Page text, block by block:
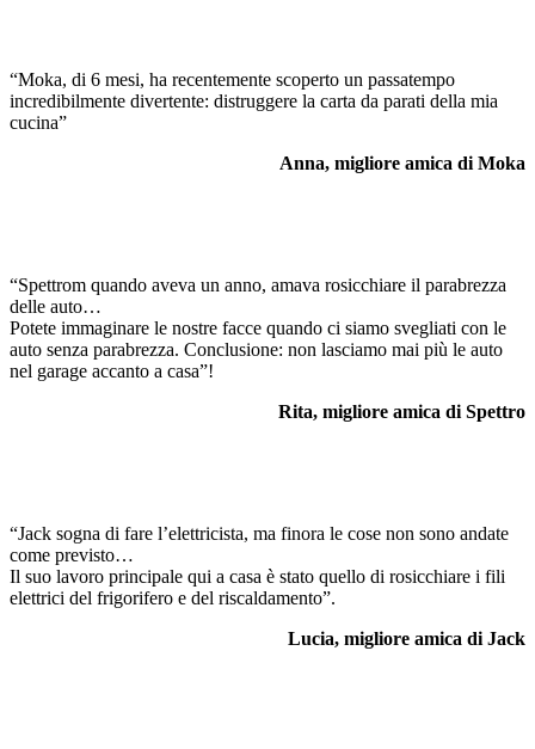
“Moka, di 6 mesi, ha recentemente scoperto un passatempo
incredibilmente divertente: distruggere la carta da parati della mia
cucina”
Anna, migliore amica di Moka
“Spettrom quando aveva un anno, amava rosicchiare il parabrezza
delle auto…
Potete immaginare le nostre facce quando ci siamo svegliati con le
auto senza parabrezza. Conclusione: non lasciamo mai più le auto
nel garage accanto a casa”!
Rita, migliore amica di Spettro
“Jack sogna di fare l’elettricista, ma finora le cose non sono andate
come previsto…
Il suo lavoro principale qui a casa è stato quello di rosicchiare i fili
elettrici del frigorifero e del riscaldamento”.
Lucia, migliore amica di Jack